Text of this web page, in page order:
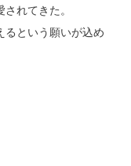
れてきた。
るという願いが込め